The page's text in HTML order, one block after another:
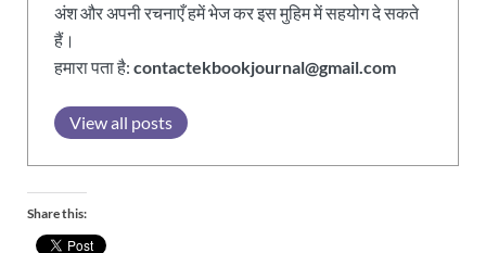
अंश और अपनी रचनाएँ हमें भेज कर इस मुहिम में सहयोग दे सकते
हैं।
हमारा पता है: contactekbookjournal@gmail.com
View all posts
Share this: